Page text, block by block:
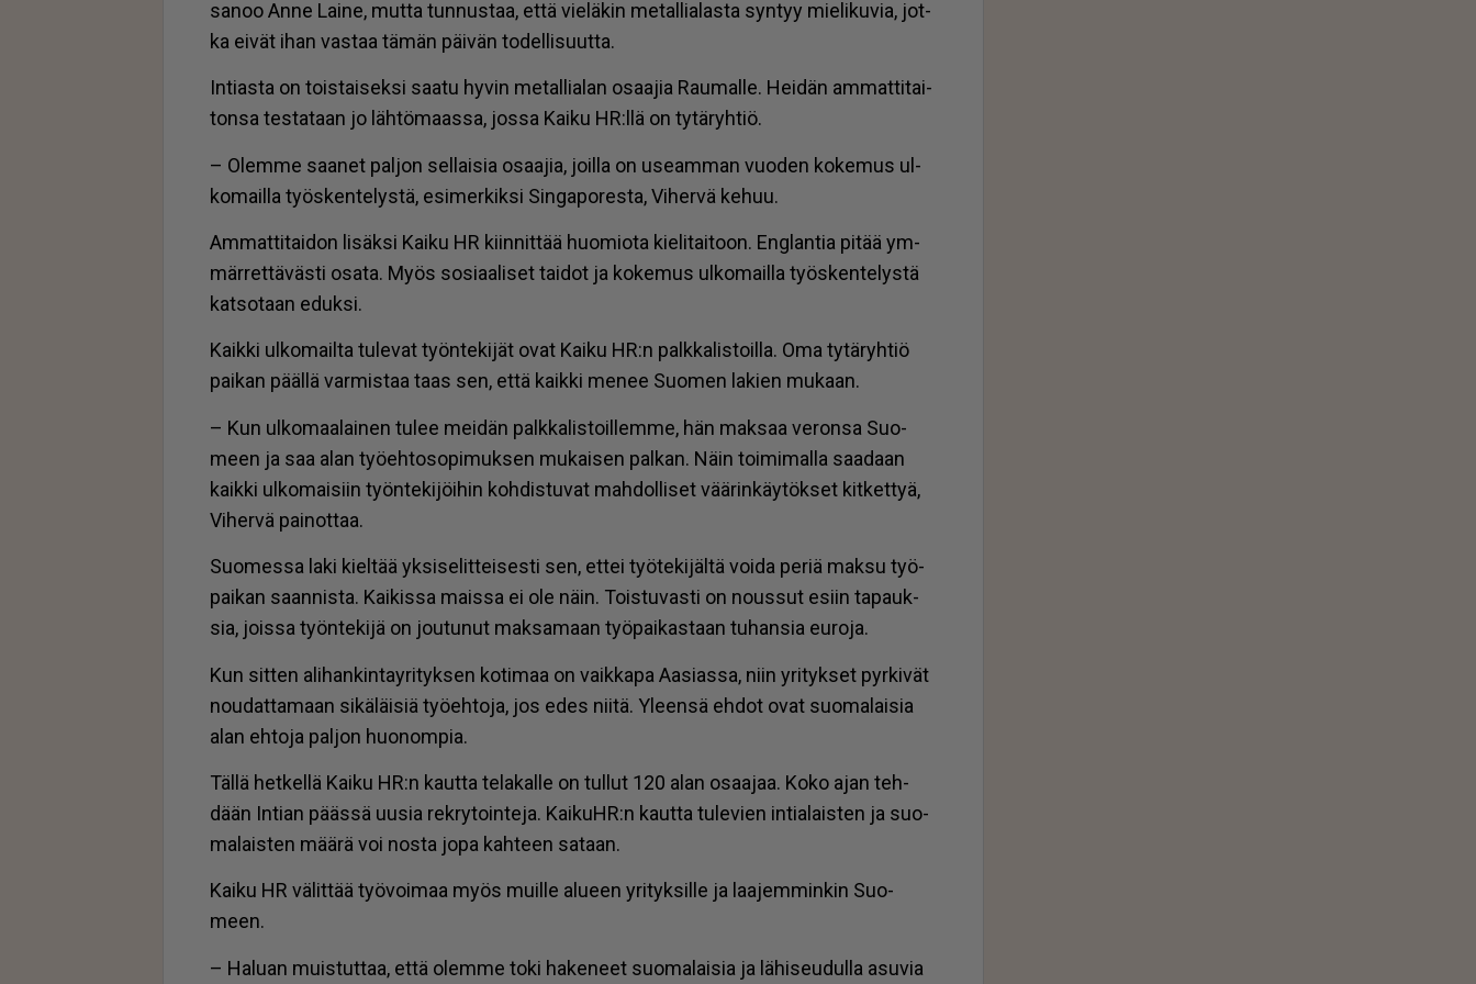
sa­noo An­ne Lai­ne, mut­ta tun­nus­taa, et­tä vie­lä­kin me­tal­li­a­las­ta syn­tyy mie­li­ku­via, jot­
ka ei­vät ihan vas­taa tä­män päi­vän to­del­li­suut­ta.
In­ti­as­ta on tois­tai­sek­si saa­tu hy­vin me­tal­li­a­lan osaa­jia Rau­mal­le. Hei­dän am­mat­ti­tai­
ton­sa tes­ta­taan jo läh­tö­maas­sa, jos­sa Kai­ku HR:llä on ty­tä­ryh­tiö.
– Olem­me saa­net pal­jon sel­lai­sia osaa­jia, joil­la on use­am­man vuo­den ko­ke­mus ul­
ko­mail­la työs­ken­te­lys­tä, esi­mer­kik­si Sin­ga­po­res­ta, Vi­her­vä ke­huu.
Am­mat­ti­tai­don li­säk­si Kai­ku HR kiin­nit­tää huo­mi­o­ta kie­li­tai­toon. Eng­lan­tia pi­tää ym­
mär­ret­tä­väs­ti osa­ta. Myös so­si­aa­li­set tai­dot ja ko­ke­mus ul­ko­mail­la työs­ken­te­lys­tä
kat­so­taan eduk­si.
Kaik­ki ul­ko­mail­ta tu­le­vat työn­te­ki­jät ovat Kai­ku HR:n palk­ka­lis­toil­la. Oma ty­tä­ryh­tiö
pai­kan pääl­lä var­mis­taa taas sen, et­tä kaik­ki me­nee Suo­men la­kien mu­kaan.
– Kun ul­ko­maa­lai­nen tu­lee mei­dän palk­ka­lis­toil­lem­me, hän mak­saa ve­ron­sa Suo­
meen ja saa alan työ­eh­to­so­pi­muk­sen mu­kai­sen pal­kan. Näin toi­mi­mal­la saa­daan
kaik­ki ul­ko­mai­siin työn­te­ki­jöi­hin koh­dis­tu­vat mah­dol­li­set vää­rin­käy­tök­set kit­ket­tyä,
Vi­her­vä pai­not­taa.
Suo­mes­sa laki kiel­tää yk­si­se­lit­tei­ses­ti sen, et­tei työ­te­ki­jäl­tä voi­da pe­riä mak­su työ­
pai­kan saan­nis­ta. Kai­kis­sa mais­sa ei ole näin. Tois­tu­vas­ti on nous­sut esiin ta­pauk­
sia, jois­sa työn­te­ki­jä on jou­tu­nut mak­sa­maan työ­pai­kas­taan tu­han­sia eu­ro­ja.
Kun sit­ten ali­han­kin­ta­y­ri­tyk­sen ko­ti­maa on vaik­ka­pa Aa­si­as­sa, niin yri­tyk­set pyr­ki­vät
nou­dat­ta­maan si­kä­läi­siä työ­eh­to­ja, jos edes nii­tä. Yleen­sä eh­dot ovat suo­ma­lai­sia
alan eh­to­ja pal­jon huo­nom­pia.
Täl­lä het­kel­lä Kai­ku HR:n kaut­ta te­la­kal­le on tul­lut 120 alan osaa­jaa. Koko ajan teh­
dään In­ti­an pääs­sä uu­sia rek­ry­toin­te­ja. Kai­kuHR:n kaut­ta tu­le­vien in­ti­a­lais­ten ja suo­
ma­lais­ten mää­rä voi nos­ta jopa kah­teen sa­taan.
Kai­ku HR vä­lit­tää työ­voi­maa myös muil­le alu­een yri­tyk­sil­le ja laa­jem­min­kin Suo­
meen.
– Ha­lu­an muis­tut­taa, et­tä olem­me toki ha­ke­neet suo­ma­lai­sia ja lä­hi­seu­dul­la asu­via